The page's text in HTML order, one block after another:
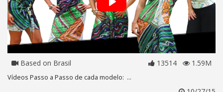
Based on Brasil 13514 1.59M
Vídeos Passo a Passo de cada modelo: ...